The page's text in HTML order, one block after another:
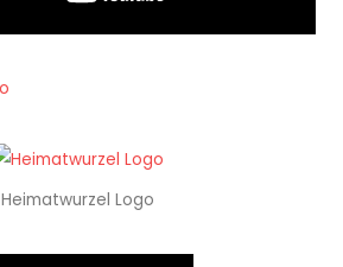
Heimatwurzel Logo